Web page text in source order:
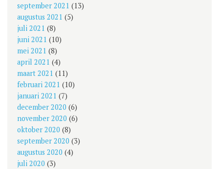
september 2021 (13)
augustus 2021 (5)
juli 2021 (8)
juni 2021 (10)
mei 2021 (8)
april 2021 (4)
maart 2021 (11)
februari 2021 (10)
januari 2021 (7)
december 2020 (6)
november 2020 (6)
oktober 2020 (8)
september 2020 (3)
augustus 2020 (4)
juli 2020 (3)